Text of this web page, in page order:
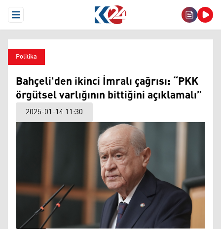
Open Menu
Politika
Bahçeli'den ikinci İmralı çağrısı: “PKK
örgütsel varlığının bittiğini açıklamalı”
2025-01-14 11:30